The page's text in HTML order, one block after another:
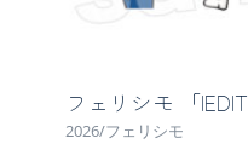
フェリシモ 「
2026/フェリシモ